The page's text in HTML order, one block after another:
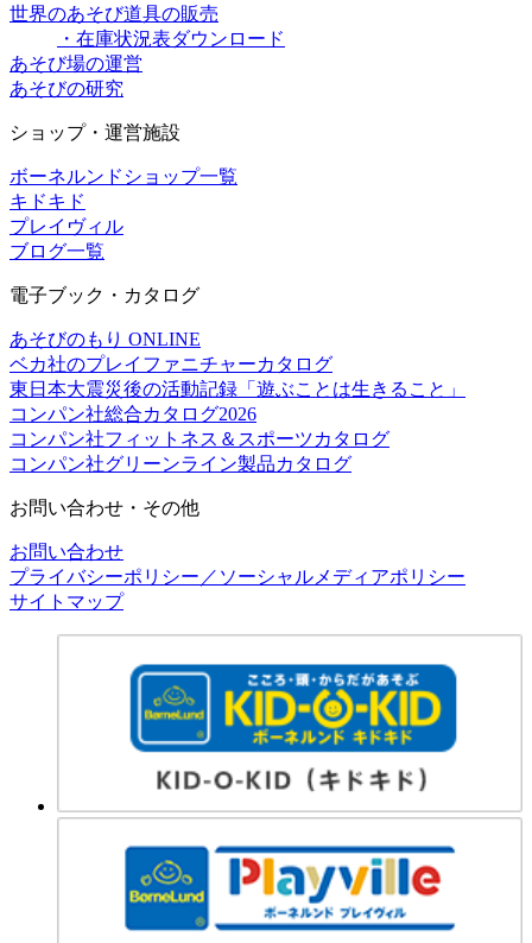
世界のあそび道具の販売
・在庫状況表ダウンロード
あそび場の運営
あそびの研究
ショップ・運営施設
ボーネルンドショップ一覧
キドキド
プレイヴィル
ブログ一覧
電子ブック・カタログ
あそびのもり ONLINE
ベカ社のプレイファニチャーカタログ
東日本大震災後の活動記録「遊ぶことは生きること」
コンパン社総合カタログ2026
コンパン社フィットネス＆スポーツカタログ
コンパン社グリーンライン製品カタログ
お問い合わせ・その他
お問い合わせ
プライバシーポリシー／ソーシャルメディアポリシー
サイトマップ